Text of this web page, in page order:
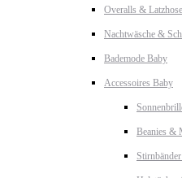
Overalls &
Nachtwäsche &
Bademode Baby
Accessoires Baby
Beanies &